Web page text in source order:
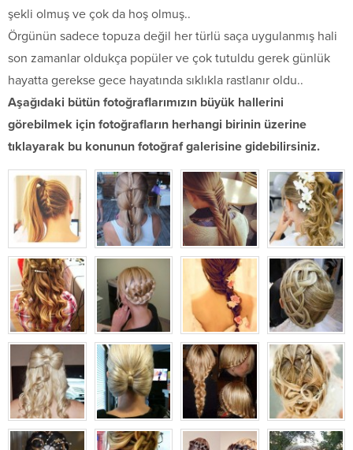
şekli olmuş ve çok da hoş olmuş..
Örgünün sadece topuza değil her türlü saça uygulanmış hali
son zamanlar oldukça popüler ve çok tutuldu gerek günlük
hayatta gerekse gece hayatında sıklıkla rastlanır oldu..
Aşağıdaki bütün fotoğraflarımızın büyük hallerini
görebilmek için fotoğrafların herhangi birinin üzerine
tıklayarak bu konunun fotoğraf galerisine gidebilirsiniz.